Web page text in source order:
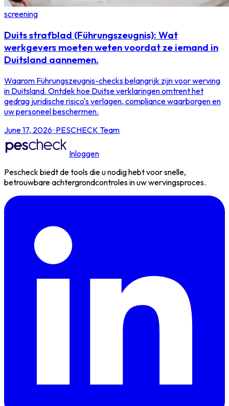
screening
Duits strafblad (Führungszeugnis): Wat
werkgevers moeten weten voordat ze iemand in
Duitsland aannemen.
Waarom Führungszeugnis-checks belangrijk zijn voor werving
in Duitsland. Ontdek hoe Duitse verklaringen omtrent het
gedrag juridische risico's verlagen, compliance waarborgen en
uw personeel beschermen.
June 17, 2026· PESCHECK Team
Inloggen
Pescheck biedt de tools die u nodig hebt voor snelle,
betrouwbare achtergrondcontroles in uw wervingsproces.